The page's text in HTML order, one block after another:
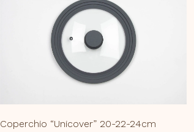
Coperchio “Unicover” 20-22-24cm